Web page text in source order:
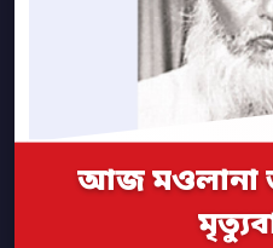
আজ মওলানা